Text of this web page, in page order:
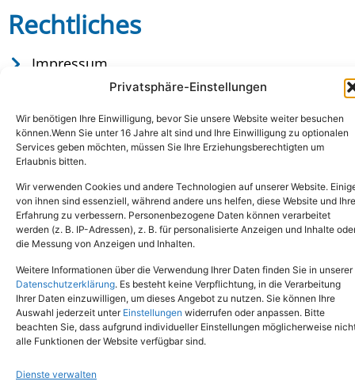
Privatsphäre-Einstellungen
Wir benötigen Ihre Einwilligung, bevor Sie unsere Website weiter besuchen
können.Wenn Sie unter 16 Jahre alt sind und Ihre Einwilligung zu optionalen
Services geben möchten, müssen Sie Ihre Erziehungsberechtigten um
Erlaubnis bitten.
Wir verwenden Cookies und andere Technologien auf unserer Website.
von ihnen sind essenziell, während andere uns helfen, diese Website und Ihre
Erfahrung zu verbessern. Personenbezogene Daten können verarbeitet
werden (z. B. IP-Adressen), z. B. für personalisierte Anzeigen und Inhalte
die Messung von Anzeigen und Inhalten.
Weitere Informationen über die Verwendung Ihrer Daten finden Sie in unserer
Datenschutzerklärung. Es besteht keine Verpflichtung, in die Verarbeitung
Ihrer Daten einzuwilligen, um dieses Angebot zu nutzen. Sie können Ihre
Auswahl jederzeit unter Einstellungen widerrufen oder anpassen. Bitte
beachten Sie, dass aufgrund individueller Einstellungen möglicherweise
alle Funktionen der Website verfügbar sind.
Dienste verwalten
Rechtliches
Impressum
Datenschutz
Copyright © 2024. Alle Rechte vorbehalten.
Tel.: (02651) - 77438info@tierheim-mayen.de
In der Pluns 1, 56727 Mayen